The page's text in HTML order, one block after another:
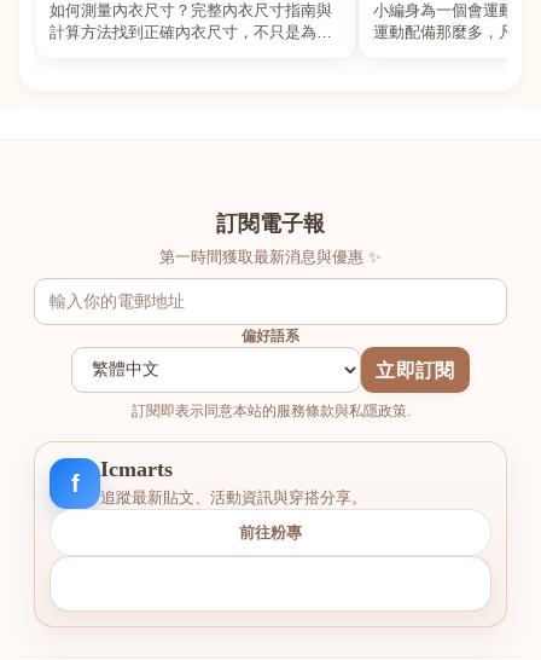
如何測量內衣尺寸？完整內衣尺寸指南與
計算方法找到正確內衣尺寸，不只是為了
小編身為一個會運動的
運動配備那麼多，凡舉
訂閱電子報
第一時間獲取最新消息與優惠 ✨
偏好語系
立即訂閱
訂閱即表示同意本站的服務條款與私隱政策.
f
Icmarts
追蹤最新貼文、活動資訊與穿搭分享。
前往粉專